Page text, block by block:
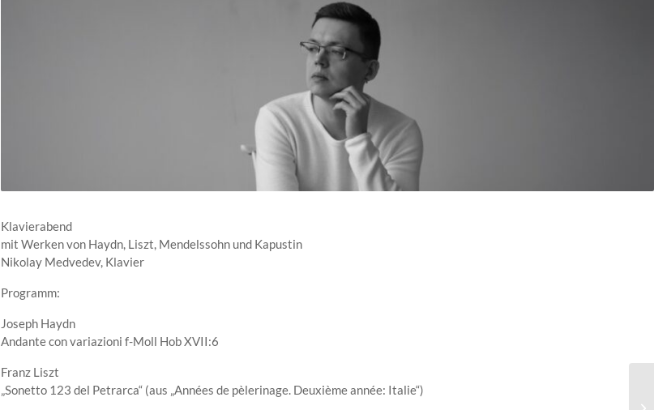
Klavierabend
mit Werken von Haydn, Liszt, Mendelssohn und Kapustin
Nikolay Medvedev, Klavier
Programm:
Joseph Haydn
Andante con variazioni f-Moll Hob XVII:6
Franz Liszt
„Sonetto 123 del Petrarca“ (aus „Années de pèlerinage. Deuxième année: Italie“)